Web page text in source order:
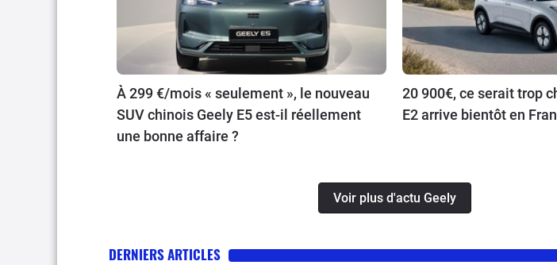
À 299 €/mois « seulement », le nouveau
SUV chinois Geely E5 est-il réellement
une bonne affaire ?
20 900€, ce serait trop
E2 arrive bientôt en
Voir plus d'actu Geely
DERNIERS ARTICLES